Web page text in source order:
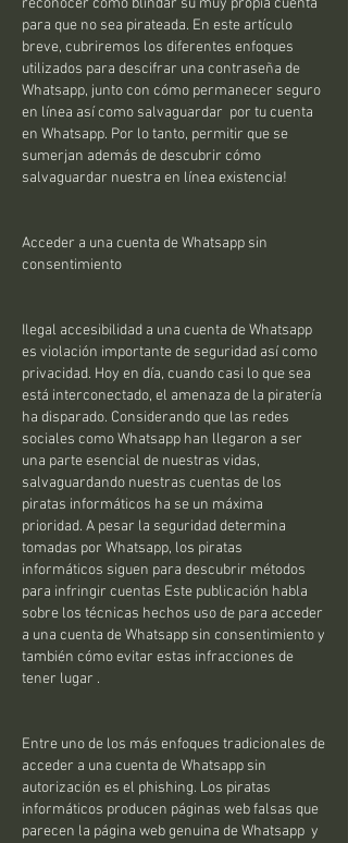
reconocer cómo blindar su muy propia cuenta
para que no sea pirateada. En este artículo
breve, cubriremos los diferentes enfoques
utilizados para descifrar una contraseña de
Whatsapp, junto con cómo permanecer seguro
en línea así como salvaguardar  por tu cuenta
en Whatsapp. Por lo tanto, permitir que se
sumerjan además de descubrir cómo
salvaguardar nuestra en línea existencia!
Acceder a una cuenta de Whatsapp sin
consentimiento
Ilegal accesibilidad a una cuenta de Whatsapp
es violación importante de seguridad así como
privacidad. Hoy en día, cuando casi lo que sea
está interconectado, el amenaza de la piratería
ha disparado. Considerando que las redes
sociales como Whatsapp han llegaron a ser
una parte esencial de nuestras vidas,
salvaguardando nuestras cuentas de los
piratas informáticos ha se un máxima
prioridad. A pesar la seguridad determina
tomadas por Whatsapp, los piratas
informáticos siguen para descubrir métodos
para infringir cuentas Este publicación habla
sobre los técnicas hechos uso de para acceder
a una cuenta de Whatsapp sin consentimiento y
también cómo evitar estas infracciones de
tener lugar .
Entre uno de los más enfoques tradicionales de
acceder a una cuenta de Whatsapp sin
autorización es el phishing. Los piratas
informáticos producen páginas web falsas que
parecen la página web genuina de Whatsapp  y